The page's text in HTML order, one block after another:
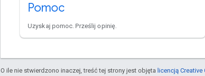
Pomoc
Uzyskaj pomoc. Prześlij opinię.
O ile nie stwierdzono inaczej, treść tej strony jest objęta licencją